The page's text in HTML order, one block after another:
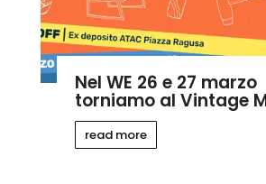
Nel WE 26 e 27 marzo
torniamo al Vintage
read more